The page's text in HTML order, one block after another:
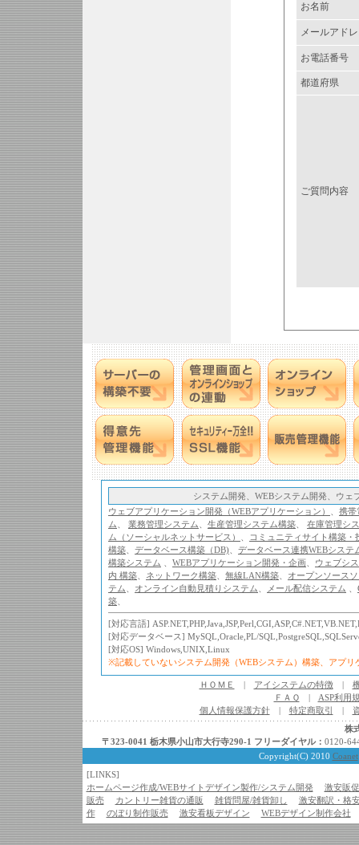
お名前
メールアド
お電話番号
都道府県
ご質問内容
システム開発、WEBシステム開発、ウェ
ウェブアプリケーション開発（WEBアプリケーション）
携帯
ム
業務管理システム 生産管理システム構築
在庫管理シ
ム（ソーシャルネットサービス）
コミュニティサイト構築
構築
データベース構築（DB)
データベース連携WEBシステ
構築システム
WEBアプリケーション開発・企画
ウェブシ
内 構築
ネットワーク構築 無線LAN構築
オープンソース
テム
オンライン自動見積りシステム メール配信システム
築
[対応言語]
[対応データベース] MySQL,Oracle,PL/
[対応OS] Windows,UNIX,Linux
※記載していないシステム開発（WEBシステム）構築、アプ
ＨＯＭＥ | アイシステムの特徴|
ＦＡＱ |
ASP利用
個人情報保護方針| 特定商取引 |
株
〒323-0041 栃木県小山市大行寺290-1 フリーダイヤル： 0120-
Copyright(C) 2010 Coanet
[LINKS]
ホームページ作成/WEBサイトデザイン製作/システム開発
激安販
販売
カントリー雑貨の通販 雑貨問屋/雑貨卸し
激安翻訳・格
作
のぼり制作販売 激安看板デザイン WEBデザイン制作会社